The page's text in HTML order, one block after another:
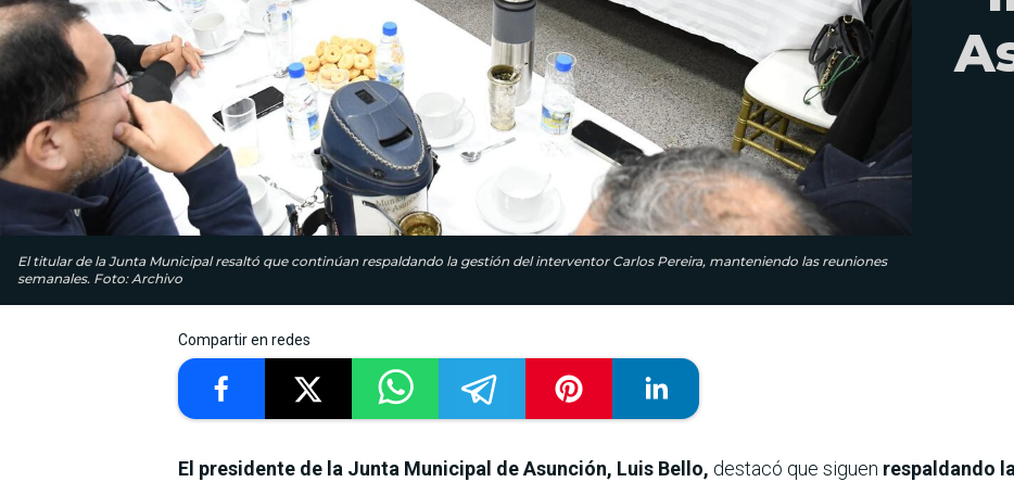
El titular de la Junta Municipal resaltó que continúan respaldando la gestión del interventor Carlos Pereira, manteniendo las reuniones
semanales. Foto: Archivo
Compartir en redes
El presidente de la Junta Municipal de Asunción, Luis Bello, destacó que siguen respaldando